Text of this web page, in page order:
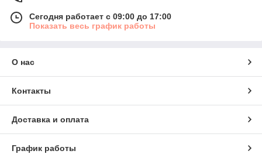
Сегодня работает с 09:00 до 17:00
Показать весь график работы
О нас
Контакты
Доставка и оплата
График работы